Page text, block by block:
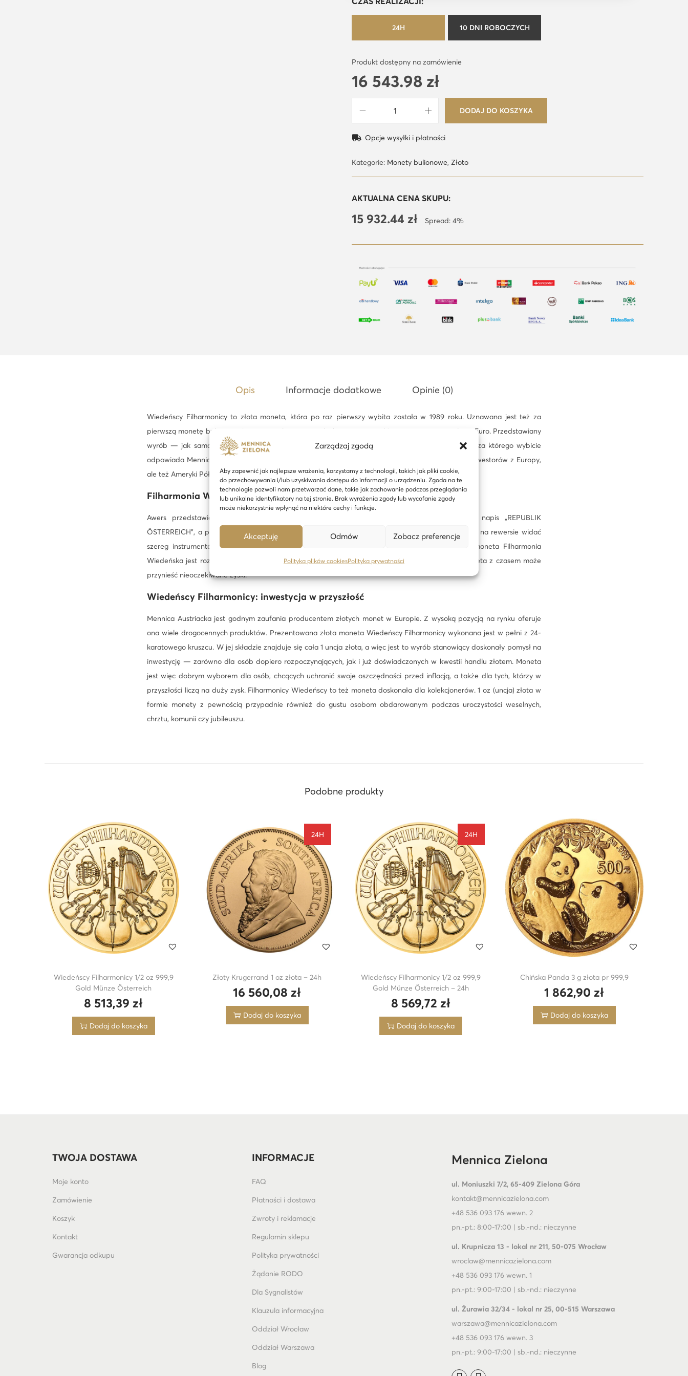
Zarządzaj zgodą
Aby zapewnić jak najlepsze wrażenia, korzystamy z technologii, takich jak pliki cookie,
do przechowywania i/lub uzyskiwania dostępu do informacji o urządzeniu. Zgoda na te
technologie pozwoli nam przetwarzać dane, takie jak zachowanie podczas przeglądania
lub unikalne identyfikatory na tej stronie. Brak wyrażenia zgody lub wycofanie zgody
może niekorzystnie wpłynąć na niektóre cechy i funkcje.
Akceptuję Odmów Zobacz preferencje
Polityka plików cookiesPolityka prywatności
24H 10 DNI ROBOCZYCH
Produkt dostępny na zamówienie
16 543.98 zł
ś
i
e
e
y
o
y
1
o
9
9
,
o
l
d
M
ü
n
z
i
c
h
DODAJ DO KOSZYKA
Opcje wysyłki i płatności
Kategorie: Monety bulionowe, Złoto
AKTUALNA CENA SKUPU:
15 932.44 zł Spread: 4%
Opis Informacje dodatkowe Opinie (0)
Wiedeńscy Filharmonicy to złota moneta, która po raz pierwszy wybita została w 1989 roku. Uznawana jest też za
pierwszą monetę bulionową (a zatem wykonaną w celach inwestycyjnych) wyemitowaną w walucie Euro. Przedstawiany
wyrób — jak sama nazwa na to wskazuje — wykonany został na cześć Filharmonii Wiedeńskiej, za którego wybicie
odpowiada Mennica Austriacka. To moneta, która cieszy się bardzo wysoką popularnością wśród inwestorów z Europy,
ale też Ameryki Północnej czy Japonii.
Filharmonia Wiedeńska — słynna moneta Austriackiej Mennicy
Awers przedstawia wielkie organy hali koncertowej we Wiedniu — nad nimi znajduje się napis „REPUBLIK
ÖSTERREICH”, a pod „1 UNZE GOLD 999.9”, a także rok produkcji oraz nominał: 100 euro. Z kolei na rewersie widać
szereg instrumentów symfonicznych wraz z napisem na górze: „Wiener Philharmoniker”. Złota moneta Filharmonia
Wiedeńska jest rozpoznawalna na całym świecie, dlatego bez przeszkód można ją sprzedać. Moneta z czasem może
przynieść nieoczekiwane zyski.
Wiedeńscy Filharmonicy: inwestycja w przyszłość
Mennica Austriacka jest godnym zaufania producentem złotych monet w Europie. Z wysoką pozycją na rynku oferuje
ona wiele drogocennych produktów. Prezentowana złota moneta Wiedeńscy Filharmonicy wykonana jest w pełni z 24-
karatowego kruszcu. W jej składzie znajduje się cała 1 uncja złota, a więc jest to wyrób stanowiący doskonały pomysł na
inwestycję — zarówno dla osób dopiero rozpoczynających, jak i już doświadczonych w kwestii handlu złotem. Moneta
jest więc dobrym wyborem dla osób, chcących uchronić swoje oszczędności przed inflacją, a także dla tych, którzy w
przyszłości liczą na duży zysk. Filharmonicy Wiedeńscy to też moneta doskonała dla kolekcjonerów. 1 oz (uncja) złota w
formie monety z pewnością przypadnie również do gustu osobom obdarowanym podczas uroczystości weselnych,
chrztu, komunii czy jubileuszu.
Podobne produkty
Wiedeńscy Filharmonicy 1/2 oz 999,9
Gold Münze Österreich
8 513,39zł
Dodaj do koszyka
Złoty Krugerrand 1 oz złota – 24h
16 560,08zł
24H
Dodaj do koszyka
Wiedeńscy Filharmonicy 1/2 oz 999,9
Gold Münze Österreich – 24h
8 569,72 zł
24H
Dodaj do koszyka
Chińska Panda 3 g złota pr 999,9
1 862,90zł
Dodaj do koszyka
TWOJA DOSTAWA
Moje konto
Zamówienie
Koszyk
Kontakt
Gwarancja odkupu
INFORMACJE
FAQ
Płatności i dostawa
Zwroty i reklamacje
Regulamin sklepu
Polityka prywatności
Żądanie RODO
Dla Sygnalistów
Klauzula informacyjna
Oddział Wrocław
Oddział Warszawa
Blog
Mennica Zielona
ul. Moniuszki 7/2, 65-409 Zielona Góra
kontakt@mennicazielona.com
+48 536 093 176 wewn. 2
pn.-pt.: 8:00-17:00 | sb.-nd.: nieczynne
ul. Krupnicza 13 - lokal nr 211, 50-075 Wrocław
wroclaw@mennicazielona.com
+48 536 093 176 wewn. 1
pn.-pt.: 9:00-17:00 | sb.-nd.: nieczynne
ul. Żurawia 32/34 - lokal nr 25, 00-515 Warszawa
warszawa@mennicazielona.com
+48 536 093 176 wewn. 3
pn.-pt.: 9:00-17:00 | sb.-nd.: nieczynne